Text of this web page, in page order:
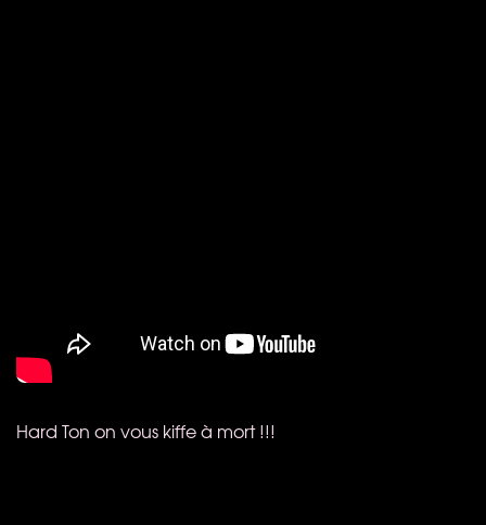
Hard Ton on vous kiffe à mort !!!